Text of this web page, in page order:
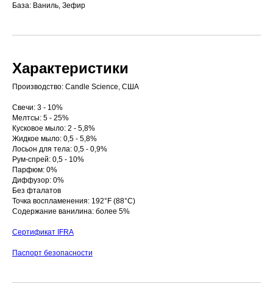
База: Ваниль, Зефир
Характеристики
Производство: Candle Science, США
Свечи: 3 - 10%
Мелтсы: 5 - 25%
Кусковое мыло: 2 - 5,8%
Жидкое мыло: 0,5 - 5,8%
Лосьон для тела: 0,5 - 0,9%
Рум-спрей: 0,5 - 10%
Парфюм: 0%
Диффузор: 0%
Без фталатов
Точка воспламенения: 192°F (88°C)
Содержание ванилина: более 5%
Сертификат IFRA
Паспорт безопасности